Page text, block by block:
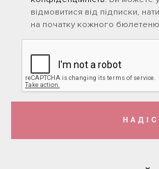
відмовитися від підписки,
на початку кожного